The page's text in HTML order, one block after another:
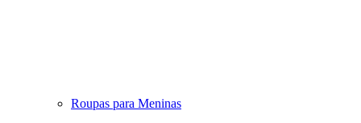
Roupas para Meninas